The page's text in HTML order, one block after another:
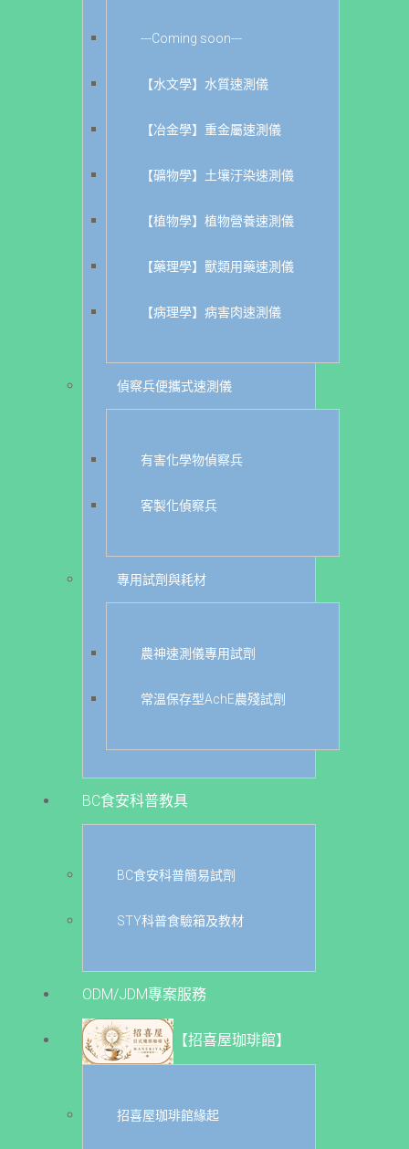
---Coming soon---
【水文學】水質速測儀
【冶金學】重金屬速測儀
【礦物學】土壤汙染速測儀
【植物學】植物營養速測儀
【藥理學】獸類用藥速測儀
【病理學】病害肉速測儀
偵察兵便攜式速測儀
有害化學物偵察兵
客製化偵察兵
專用試劑與耗材
農神速測儀專用試劑
常溫保存型AchE農殘試劑
BC食安科普教具
BC食安科普簡易試劑
STY科普食驗箱及教材
ODM/JDM專案服務
【招喜屋珈琲館】
招喜屋珈琲館緣起